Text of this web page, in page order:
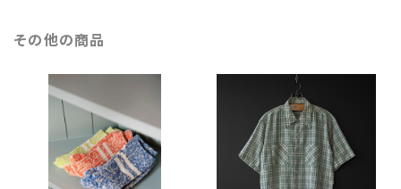
その他の商品